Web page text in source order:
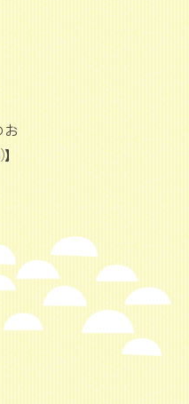
お
】